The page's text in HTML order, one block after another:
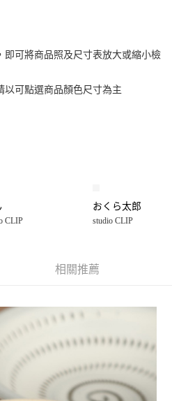
哥大用戶可立即使用無須另外申請。
額請依後續交易確認頁面所載為準。
付你分期」於每月結算日後寄送繳費提
「超商條碼／台灣大直營門市／銀行轉
通路繳費。
才付款」的支付方式。 讓您購物簡單便
，即可結帳。
付款。
付」後，將跳轉至「AFTEE先享後付」
後，即可完成結帳。
費通知簡訊。
擊此簡訊中的連結，可透過四大超商／
免運費
免運費
即可將商品照及尺寸表放大或縮小檢
以可點選商品顏色尺寸為主
CLIP
おくら太郎
studio CLIP
相關推薦